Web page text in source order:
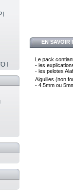
EN SAVOIR
Le pack
- les
- les pelotes
Aiguilles (non
- 4.5mm ou